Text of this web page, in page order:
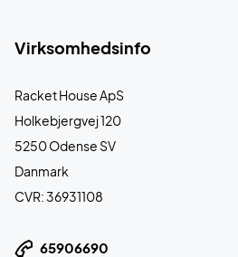
Virksomhedsinfo
Racket House ApS
Holkebjergvej 120
5250 Odense SV
Danmark
CVR: 36931108
65906690